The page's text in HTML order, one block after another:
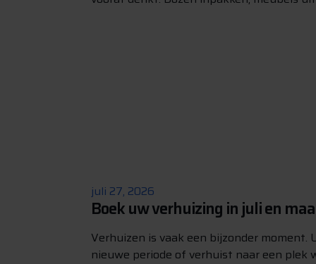
juli 27, 2026
Boek uw verhuizing in juli en
Verhuizen is vaak een bijzonder
nieuwe periode of verhuist naar een plek